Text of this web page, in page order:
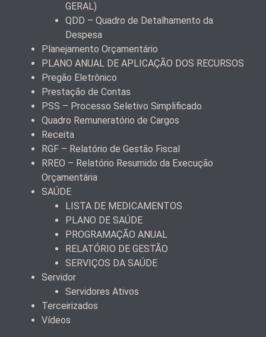
GERAL)
QDD – Quadro de Detalhamento da
Despesa
Planejamento Orçamentário
PLANO ANUAL DE APLICAÇÃO DOS RECURSOS
Pregão Eletrônico
Prestação de Contas
PSS – Processo Seletivo Simplificado
Quadro Remuneratório de Cargos
Receita
RGF – Relatório de Gestão Fiscal
RREO – Relatório Resumido da Execução
Orçamentária
SAÚDE
LISTA DE MEDICAMENTOS
PLANO DE SAÚDE
PROGRAMAÇÃO ANUAL
RELATÓRIO DE GESTÃO
SERVIÇOS DA SAÚDE
Servidor
Servidores Ativos
Terceirizados
Vídeos